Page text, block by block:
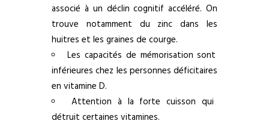
associé à un déclin cognitif accéléré. On
trouve notamment du zinc dans les
huitres et les graines de courge.
Les capacités de mémorisation sont
inférieures chez les personnes déficitaires
en vitamine D.
Attention à la forte cuisson qui
détruit certaines vitamines.